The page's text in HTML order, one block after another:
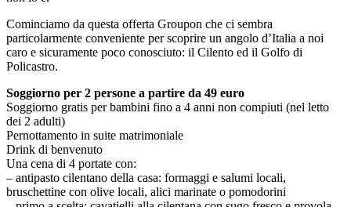
Cominciamo da questa offerta Groupon che ci sembra
particolarmente conveniente per scoprire un angolo d’Italia a noi
caro e sicuramente poco conosciuto: il Cilento ed il Golfo di
Policastro.
Soggiorno per 2 persone a partire da 49 euro
Soggiorno gratis per bambini fino a 4 anni non compiuti (nel letto
dei 2 adulti)
Pernottamento in suite matrimoniale
Drink di benvenuto
Una cena di 4 portate con:
– antipasto cilentano della casa: formaggi e salumi locali,
bruschettine con olive locali, alici marinate o pomodorini